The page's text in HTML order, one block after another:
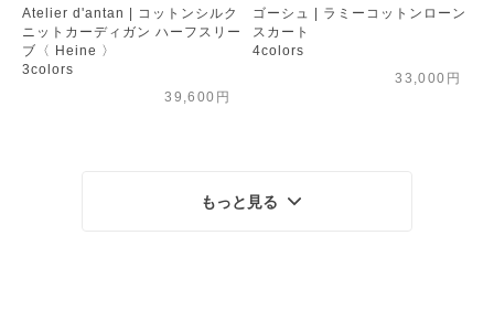
Atelier d'antan | コットンシルク
ニットカーディガン ハーフスリー
ブ〈 Heine 〉
3colors
39,600円
ゴーシュ | ラミーコットンローン
スカート
4colors
33,000円
もっと見る